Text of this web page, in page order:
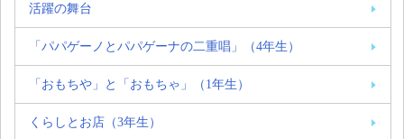
活躍の舞台
「パパゲーノとパパゲーナの二重唱」（4年生）
「おもちや」と「おもちゃ」（1年生）
くらしとお店（3年生）